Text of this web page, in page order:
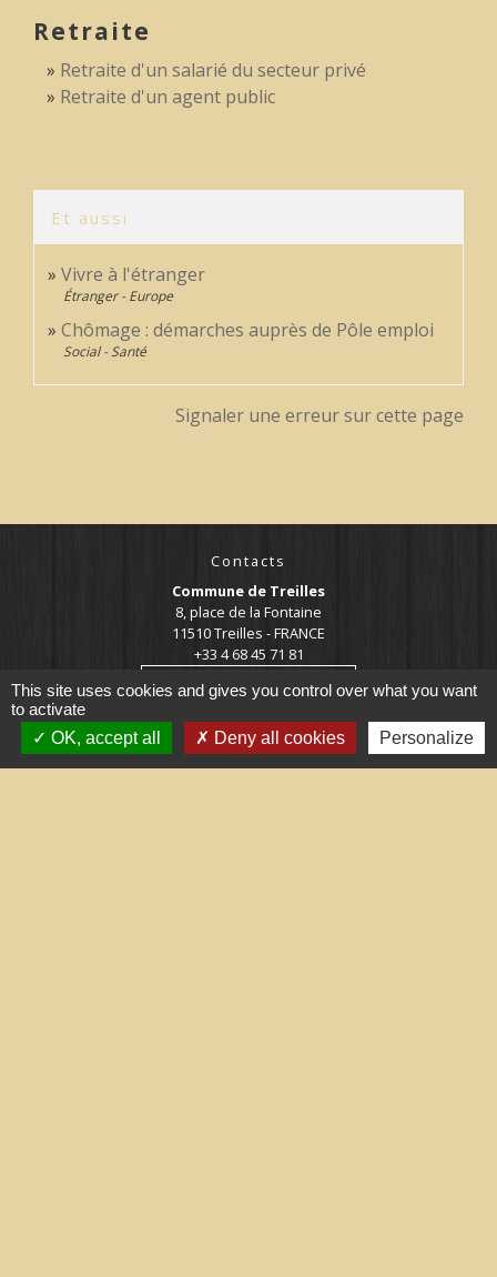
Retraite
Retraite d'un salarié du secteur privé
Retraite d'un agent public
Et aussi
Vivre à l'étranger
Étranger - Europe
Chômage : démarches auprès de Pôle emploi
Social - Santé
Signaler une erreur sur cette page
Contacts
Commune de Treilles
8, place de la Fontaine
11510 Treilles - FRANCE
+33 4 68 45 71 81
Contact par formulaire
This site uses cookies and gives you control over what you want
to activate
OK, accept all
Deny all cookies Personalize